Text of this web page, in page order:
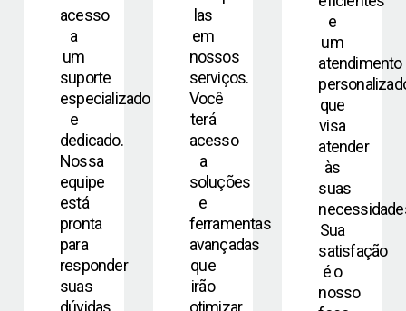
acesso
a
um
suporte
especializado
e
dedicado.
Nossa
equipe
está
pronta
para
responder
suas
dúvidas,
las
em
nossos
serviços.
Você
terá
acesso
a
soluções
e
ferramentas
avançadas
que
irão
otimizar
e
um
atendimento
que
visa
atender
às
suas
Sua
satisfação
é o
nosso